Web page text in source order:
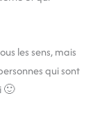
les sens, mais
qui sont
🙂